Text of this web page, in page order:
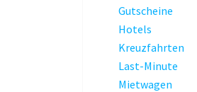
Gutscheine
Hotels
Kreuzfahrten
Last-Minute
Mietwagen